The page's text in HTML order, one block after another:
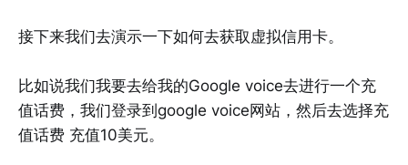
接下来我们去演示一下如何去获取虚拟信用卡。
比如说我们我要去给我的Google voice去进行一个充
值话费，我们登录到google voice网站，然后去选择充
值话费 充值10美元。